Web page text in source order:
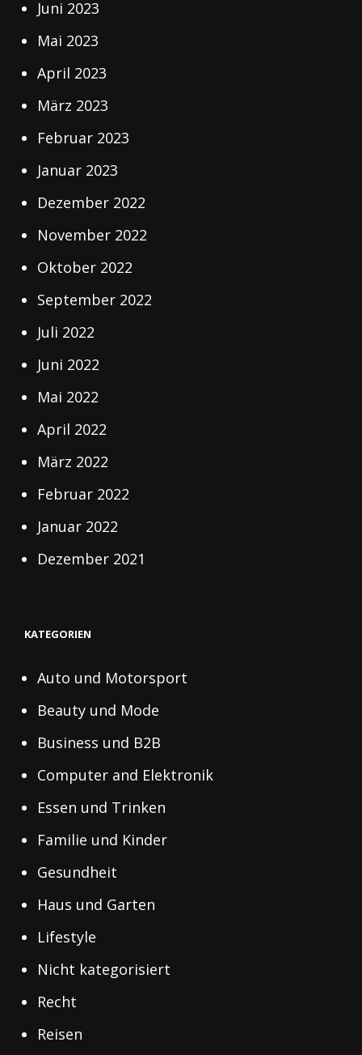
Juni 2023
Mai 2023
April 2023
März 2023
Februar 2023
Januar 2023
Dezember 2022
November 2022
Oktober 2022
September 2022
Juli 2022
Juni 2022
Mai 2022
April 2022
März 2022
Februar 2022
Januar 2022
Dezember 2021
KATEGORIEN
Auto und Motorsport
Beauty und Mode
Business und B2B
Computer and Elektronik
Essen und Trinken
Familie und Kinder
Gesundheit
Haus und Garten
Lifestyle
Nicht kategorisiert
Recht
Reisen